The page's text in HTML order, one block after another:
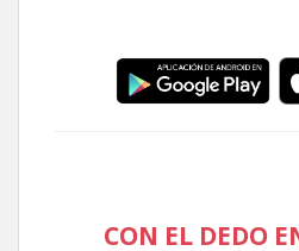
CON EL DEDO